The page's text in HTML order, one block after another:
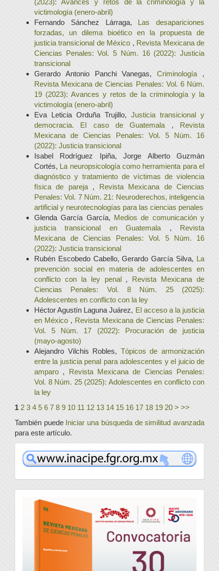
(2023): Avances y retos de la criminología y la
victimología (enero-abril)
Fernando Sánchez Lárraga, Las desapariciones
forzadas, un dilema bioético en la propuesta de
justicia transicional de México , Revista Mexicana de
Ciencias Penales: Vol. 5 Núm. 16 (2022): Justicia
transicional
Gerardo Antonio Panchi Vanegas,Criminología ,
Revista Mexicana de Ciencias Penales: Vol. 6 Núm.
19 (2023): Avances y retos de la criminología y la
victimología (enero-abril)
Eva Leticia Orduña Trujillo, Justicia transicional y
democracia. El caso de Guatemala , Revista
Mexicana de Ciencias Penales: Vol. 5 Núm. 16
(2022): Justicia transicional
Isabel Rodríguez Ipiña, Jorge Alberto Guzmán
Cortés, La neuropsicología como herramienta para el
diagnóstico y tratamiento de víctimas de violencia
física de pareja , Revista Mexicana de Ciencias
Penales: Vol. 7 Núm. 21: Neuroderechos, inteligencia
artificial y neurotecnologías para las ciencias penales
Glenda García García, Medios de comunicación y
justicia transicional en Guatemala , Revista
Mexicana de Ciencias Penales: Vol. 5 Núm. 16
(2022): Justicia transicional
Rubén Escobedo Cabello, Gerardo García Silva, La
prevención social en materia de adolescentes en
conflicto con la ley penal , Revista Mexicana de
Ciencias Penales: Vol. 8 Núm. 25 (2025):
Adolescentes en conflicto con la ley
Héctor Agustín Laguna Juárez, El acceso a la justicia
en México , Revista Mexicana de Ciencias Penales:
Vol. 5 Núm. 17 (2022): Procuración de justicia
(mayo-agosto)
Alejandro Vilchis Robles, Tópicos de armonización
entre la justicia penal para adolescentes y el juicio de
amparo , Revista Mexicana de Ciencias Penales:
Vol. 8 Núm. 25 (2025): Adolescentes en conflicto con
la ley
1 2 3 4 5 6 7 8 9 10 11 12 13 14 15 16 17 18 19 20 > >>
También puede Iniciar una búsqueda de similitud avanzada
para este artículo.
www
convocatoria